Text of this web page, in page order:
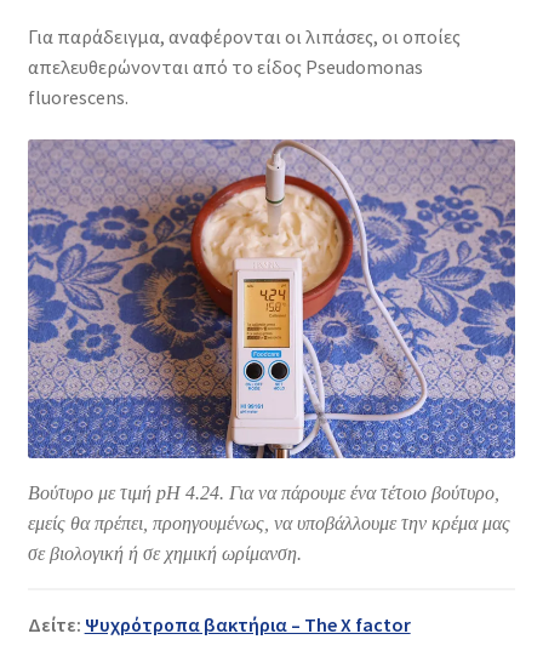
Για παράδειγμα, αναφέρονται οι λιπάσες, οι οποίες
απελευθερώνονται από το είδος Pseudomonas
fluorescens.
Βούτυρο με τιμή pH 4.24. Για να πάρουμε ένα τέτοιο βούτυρο,
εμείς θα πρέπει, προηγουμένως, να υποβάλλουμε την κρέμα μας
σε βιολογική ή σε χημική ωρίμανση.
Δείτε: Ψυχρότροπα βακτήρια – The X factor